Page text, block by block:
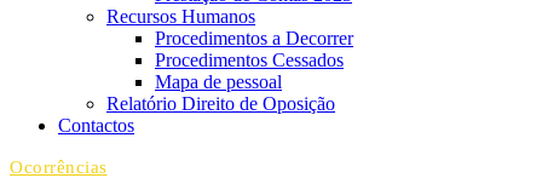
Recursos Humanos
Procedimentos a Decorrer
Procedimentos Cessados
Mapa de pessoal
Relatório Direito de Oposição
Contactos
Ocorrências